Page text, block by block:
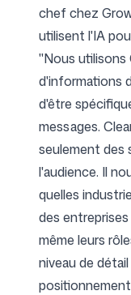
chef chez
utilisent l'IA
"Nous utilisons
d'informations
d'être
messages.
seulement des
l'audience. Il
quelles
des
même leurs
niveau de